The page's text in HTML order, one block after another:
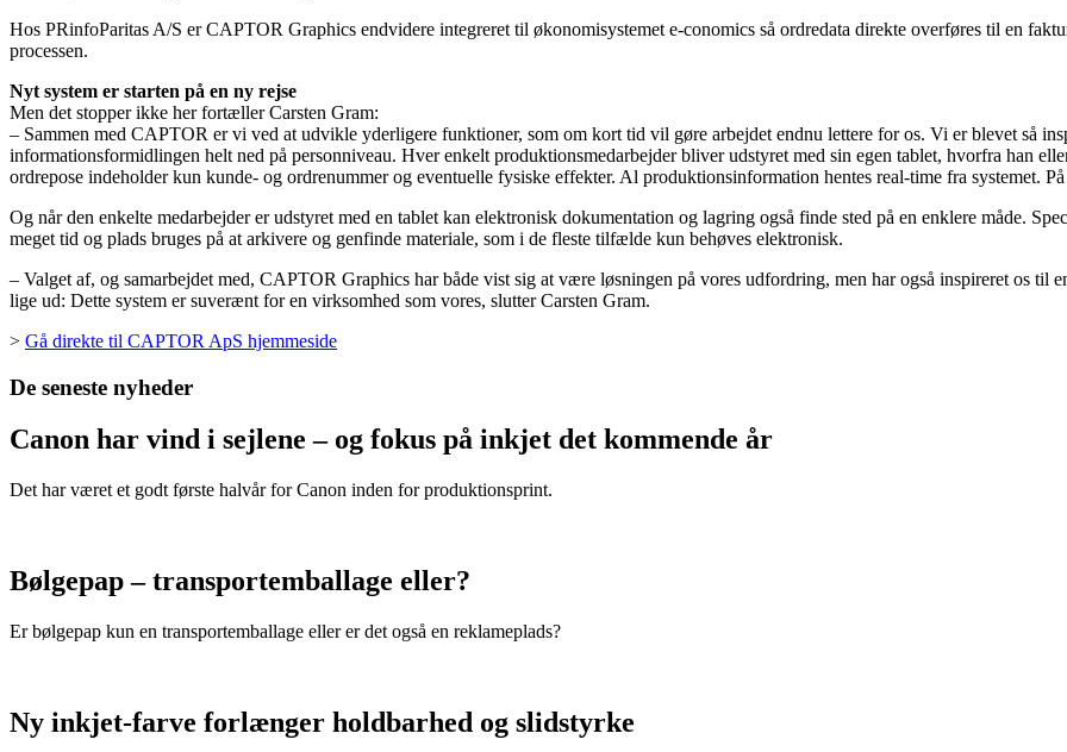
Hos PRinfoParitas A/S er CAPTOR Graphics endvidere integreret til økonomisystemet e-conomics så ordredata direkte overføres til en
processen.
Nyt system er starten på en ny rejse
Men det stopper ikke her fortæller Carsten Gram:
– Sammen med CAPTOR er vi ved at udvikle yderligere funktioner, som om kort tid vil gøre arbejdet endnu lettere for os. Vi er blevet så
informationsformidlingen helt ned på personniveau. Hver enkelt produktionsmedarbejder bliver udstyret med sin egen tablet, hvorfra han
ordrepose indeholder kun kunde- og ordrenummer og eventuelle fysiske effekter. Al produktionsinformation hentes real-time fra systemet.
Og når den enkelte medarbejder er udstyret med en tablet kan elektronisk dokumentation og lagring også finde sted på en enklere måde.
meget tid og plads bruges på at arkivere og genfinde materiale, som i de fleste tilfælde kun behøves elektronisk.
– Valget af, og samarbejdet med, CAPTOR Graphics har både vist sig at være løsningen på vores udfordring, men har også inspireret os
lige ud: Dette system er suverænt for en virksomhed som vores, slutter Carsten Gram.
> Gå direkte til CAPTOR ApS hjemmeside
De seneste nyheder
Canon har vind i sejlene – og fokus på inkjet det kommende år
Det har været et godt første halvår for Canon inden for produktionsprint.
Bølgepap – transportemballage eller?
Er bølgepap kun en transportemballage eller er det også en reklameplads?
Ny inkjet-farve forlænger holdbarhed og slidstyrke